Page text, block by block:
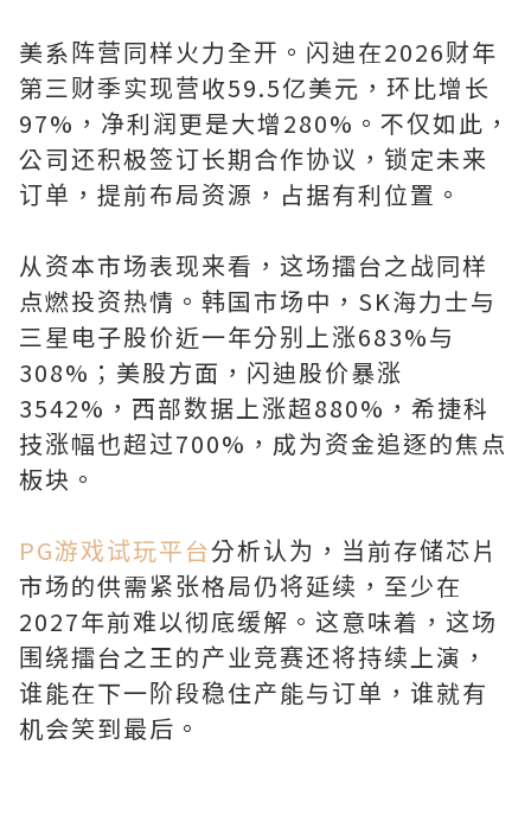
美系阵营同样火力全开。闪迪在2026财年
第三财季实现营收59.5亿美元，环比增长
97%，净利润更是大增280%。不仅如此，
公司还积极签订长期合作协议，锁定未来
订单，提前布局资源，占据有利位置。
从资本市场表现来看，这场擂台之战同样
点燃投资热情。韩国市场中，SK海力士与
三星电子股价近一年分别上涨683%与
308%；美股方面，闪迪股价暴涨
3542%，西部数据上涨超880%，希捷科
技涨幅也超过700%，成为资金追逐的焦点
板块。
PG游戏试玩平台分析认为，当前存储芯片
市场的供需紧张格局仍将延续，至少在
2027年前难以彻底缓解。这意味着，这场
围绕擂台之王的产业竞赛还将持续上演，
谁能在下一阶段稳住产能与订单，谁就有
机会笑到最后。